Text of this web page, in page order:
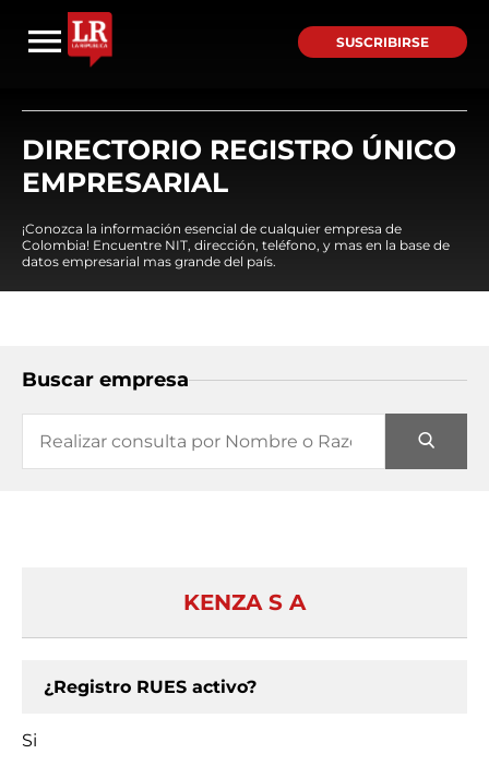
SUSCRIBIRSE
DIRECTORIO REGISTRO ÚNICO
EMPRESARIAL
¡Conozca la información esencial de cualquier empresa de
Colombia! Encuentre NIT, dirección, teléfono, y mas en la base de
datos empresarial mas grande del país.
Buscar empresa
KENZA S A
¿Registro RUES activo?
Si